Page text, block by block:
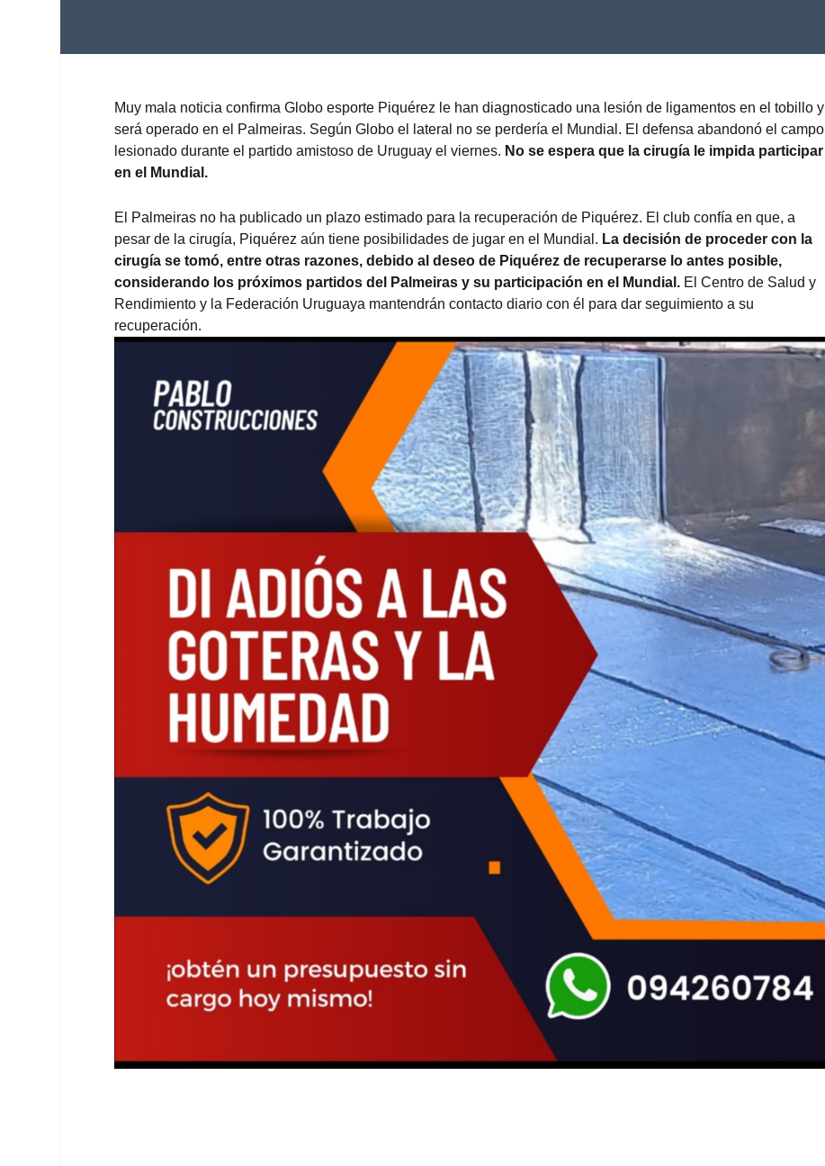
Muy mala noticiaconfirma Globo esporte Piquérez le han diagnosticado una lesión de ligamentos en el tobillo y
será operado en el Palmeiras. Según Globo el lateral no se perdería el Mundial. El defensa abandonó el campo
lesionado durante el partido amistoso de Uruguay el viernes. No se espera que la cirugía le impida participar
en el Mundial.
El Palmeiras no ha publicado un plazo estimado para la recuperación de Piquérez. El club confía en que, a
pesar de la cirugía, Piquérez aún tiene posibilidades de jugar en el Mundial. La decisión de proceder con la
cirugía se tomó, entre otras razones, debido al deseo de Piquérez de recuperarse lo antes posible,
considerando los próximos partidos del Palmeiras y su participación en el Mundial. El Centro de Salud y
Rendimiento y la Federación Uruguaya mantendrán contacto diario con él para dar seguimiento a su
recuperación.